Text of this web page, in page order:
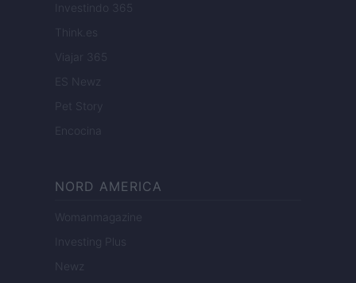
Investindo 365
Think.es
Viajar 365
ES Newz
Pet Story
Encocina
NORD AMERICA
Womanmagazine
Investing Plus
Newz